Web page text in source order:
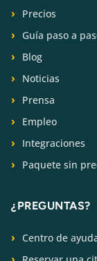
Precios
Guía paso a
Blog
Noticias
Prensa
Empleo
Integraciones
Paquete sin
¿PREGUNTAS?
Centro de